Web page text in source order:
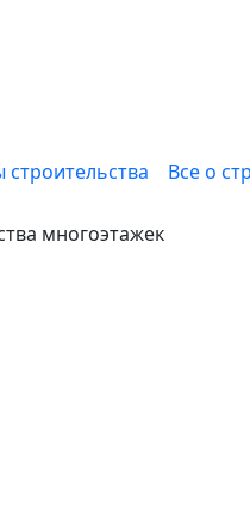
строительства Все о
многоэтажек